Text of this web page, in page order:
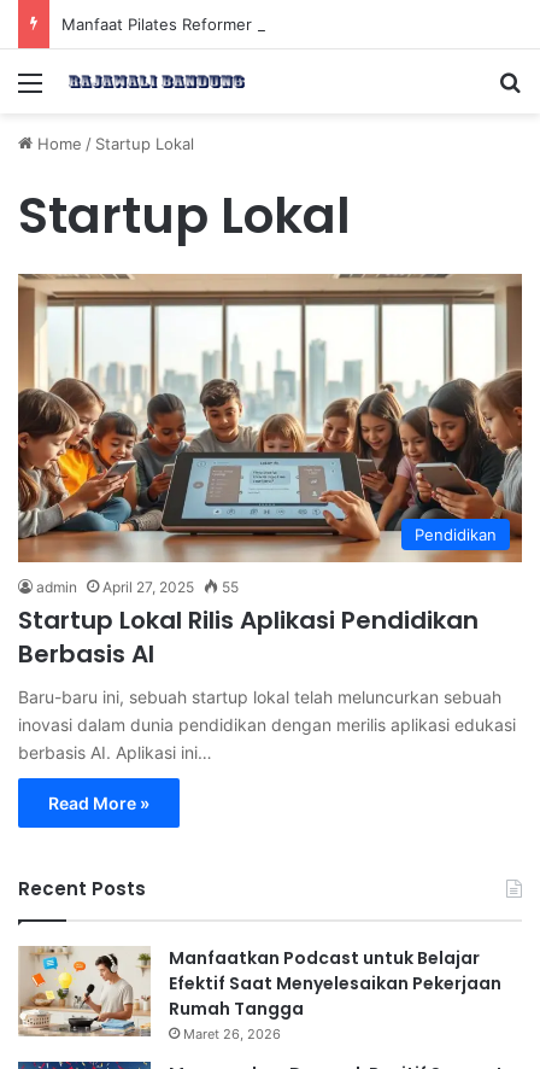
Menu
Home / Startup Lokal
Startup Lokal
Pendidikan
admin April 27, 2025 55
Startup Lokal Rilis Aplikasi Pendidikan
Berbasis AI
Baru-baru ini, sebuah startup lokal telah meluncurkan sebuah
inovasi dalam dunia pendidikan dengan merilis aplikasi edukasi
berbasis AI. Aplikasi ini…
Read More »
Recent Posts
Manfaatkan Podcast untuk Belajar
Efektif Saat Menyelesaikan Pekerjaan
Rumah Tangga
Maret 26, 2026